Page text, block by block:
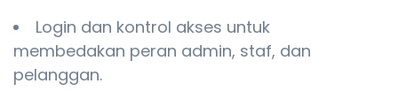
Login dan kontrol akses untuk
membedakan peran admin, staf, dan
pelanggan.